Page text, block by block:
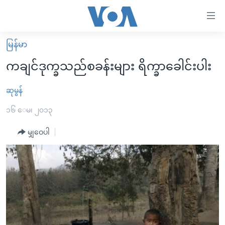
လွယ်ကူ
စေ
Link
များ
အကြောင်းအရာ
သို့
ကျော်
ရန်
ပင်မ
မူလစာမျက်နှာ
မြန်မာ
ကမ္ဘာ့သတင်းများ
နိုင်ငံတကာ
တရုတ်
အစ္စရေး-ပါလက်စတိုင်း
ဗွီဒီယို
ရပ်ဝန်းတခု လမ်းတခု အလွန်
အင်္ဂလိပ်စာလေ့လာမယ်
အမေရိကန်သုံးအီဒီယံ
မကြေးမုံရဲ့ အင်္ဂလိပ်စာ
ရုပ်ရှင်ထဲက အင်္ဂလိပ်စာ
အပတ်စဉ်ကဏ္ဍများ
ရေဒီယို
တီဗွီ
ရေဒီယိုနှင့်ရုပ်သံ အချက်အလက်များ
ရေဒီယို/တီဗွီအစီအစဉ်
မြန်မာ
ကချင်ဒုက္ခသည်စခန်းများ ရိက္ခာခေါင်းပါး
ဆုမွန်
၁၆ ေမ၊ ၂၀၁၃
မျှဝေပါ